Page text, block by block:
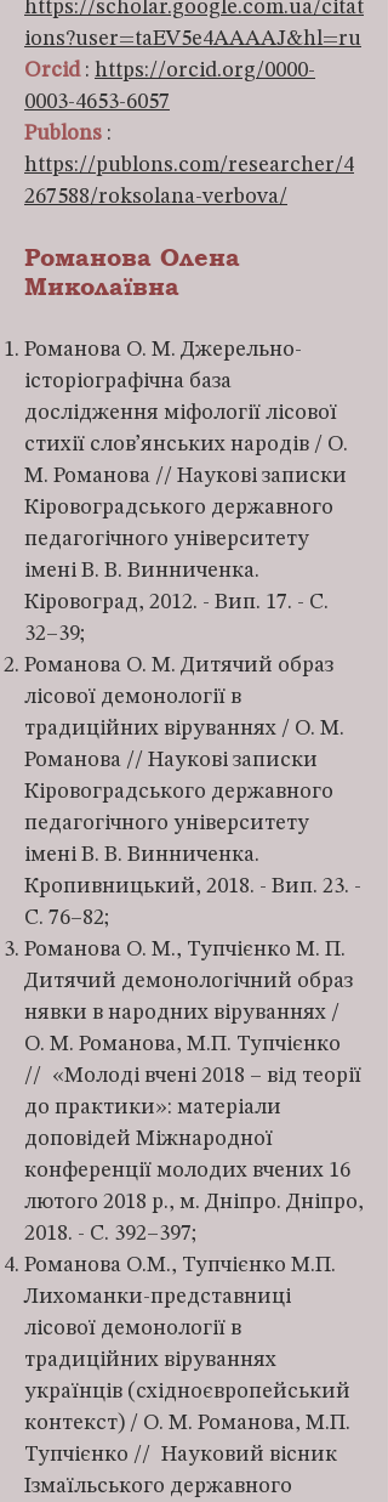
https://scholar.google.com.ua/citat
ions?user=taEV5e4AAAAJ&hl=ru
Orcid: https://orcid.org/0000-
0003-4653-6057
Publons :
https://publons.com/researcher/4
267588/roksolana-verbova/
Романова Олена
Миколаївна
Романова О. М. Джерельно-
історіографічна база
дослідження міфології лісової
стихії слов’янських народів / О.
М. Романова // Наукові записки
Кіровоградського державного
педагогічного університету
імені В. В. Винниченка.
Кіровоград, 2012. - Вип. 17. - С.
32–39;
Романова О. М. Дитячий образ
лісової демонології в
традиційних віруваннях / О. М.
Романова // Наукові записки
Кіровоградського державного
педагогічного університету
імені В. В. Винниченка.
Кропивницький, 2018. - Вип. 23. -
С. 76–82;
Романова О. М., Тупчієнко М. П.
Дитячий демонологічний образ
нявки в народних віруваннях /
О. М. Романова, М.П. Тупчієнко
// «Молоді вчені 2018 – від теорії
до практики»: матеріали
доповідей Міжнародної
конференції молодих вчених 16
лютого 2018 р., м. Дніпро. Дніпро,
2018. - С. 392–397;
Романова О.М., Тупчієнко М.П.
Лихоманки-представниці
лісової демонології в
традиційних віруваннях
українців (східноєвропейський
контекст) / О. М. Романова, М.П.
Тупчієнко // Науковий вісник
Ізмаїльського державного